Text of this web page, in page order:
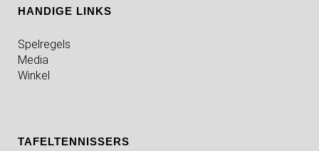
HANDIGE LINKS
Spelregels
Media
Winkel
TAFELTENNISSERS